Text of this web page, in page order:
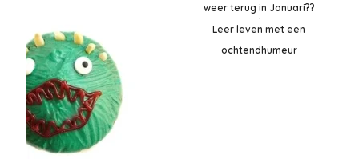
weer terug in Januari??
Leer leven met een
ochtendhumeur